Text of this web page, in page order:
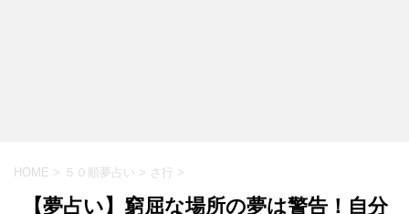
HOME > ５０順夢占い > さ行 >
【夢占い】窮屈な場所の夢は警告！自分